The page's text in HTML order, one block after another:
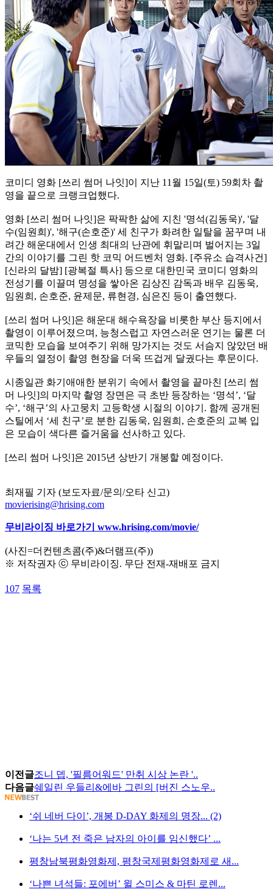
코미디 영화 [쓰리 썸머 나잇]이 지난 11월 15일(토) 59회차 촬
영을 끝으로 크랭크업했다.
영화 [쓰리 썸머 나잇]은 팍팍한 삶에 지친 '명석(김동욱)', '달
수(임원희)', '해구(손호준)' 세 친구가 화려한 일탈을 꿈꾸며 내
려간 해운대에서 인생 최대의 난관에 휘말리며 벌어지는 3일
간의 이야기를 그린 핫 코믹 어드벤처 영화. [주유소 습격사건]
[신라의 달밤] [광복절 특사] 등으로 대한민국 코미디 영화의
전성기를 이끌며 명성을 쌓아온 김상진 감독과 배우 김동욱,
임원희, 손호준, 윤제문, 류현경, 심은진 등이 출연했다.
[쓰리 썸머 나잇]은 해운대 해수욕장을 비롯한 부산 등지에서
촬영이 이루어졌으며, 능청스럽고 자연스러운 연기는 물론 더
코믹한 모습을 보여주기 위해 망가지는 것도 서슴지 않았던 배
우들의 열정이 촬영 현장을 더욱 뜨겁게 달궜다는 후문이다.
시종일관 화기애애한 분위기 속에서 촬영을 끝마친 [쓰리 썸
머 나잇]의 마지막 촬영 장면은 극 초반 등장하는 ‘명석’, ‘달
수’, ‘해구’의 사고뭉치 고등학생 시절의 이야기. 함께 공개된
스틸에서 ‘세 친구’로 분한 김동욱, 임원희, 손호준의 교복 입
은 모습이 색다른 즐거움을 선사하고 있다.
[쓰리 썸머 나잇]은 2015년 상반기 개봉할 예정이다.
최재필 기자 (보도자료/문의/오타 신고)
movierising@hrising.com
무비라이징 바로가기 www.hrising.com/movie/
(사진=더컨텐츠콤(주)&더램프(주))
※ 저작권자 ⓒ 무비라이징. 무단 전재-재배포 금지
107 목록
이전글조니 뎁, '필름어워드' 만취 시상 논란 '..
다음글쉐일린 우들리&에바 그린의 [버진 스노우..
‘쉬 네버 다이’, 개봉 D-DAY 화제의 명장... (2)
‘나는 5년 전 죽은 남자의 아이를 임신했다’ ...
평창남북평화영화제, 평창국제평화영화제로 새...
‘나쁜 녀석들: 포에버’ 윌 스미스 & 마틴 로렌...